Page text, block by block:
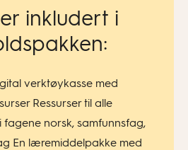
inkludert i
verktøykasse med
Ressurser til alle
fagene norsk, samfunnsfag,
En læremiddelpakke med